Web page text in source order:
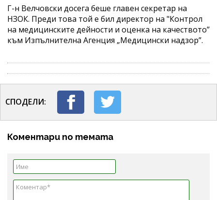
Г-н Велчовски досега беше главен секретар на
НЗОК. Преди това той е бил директор на "Контрол
на медицинските дейности и оценка на качеството”
към Изпълнителна Агенция „Медицински надзор”.
СПОДЕЛИ:
Коментари по темата